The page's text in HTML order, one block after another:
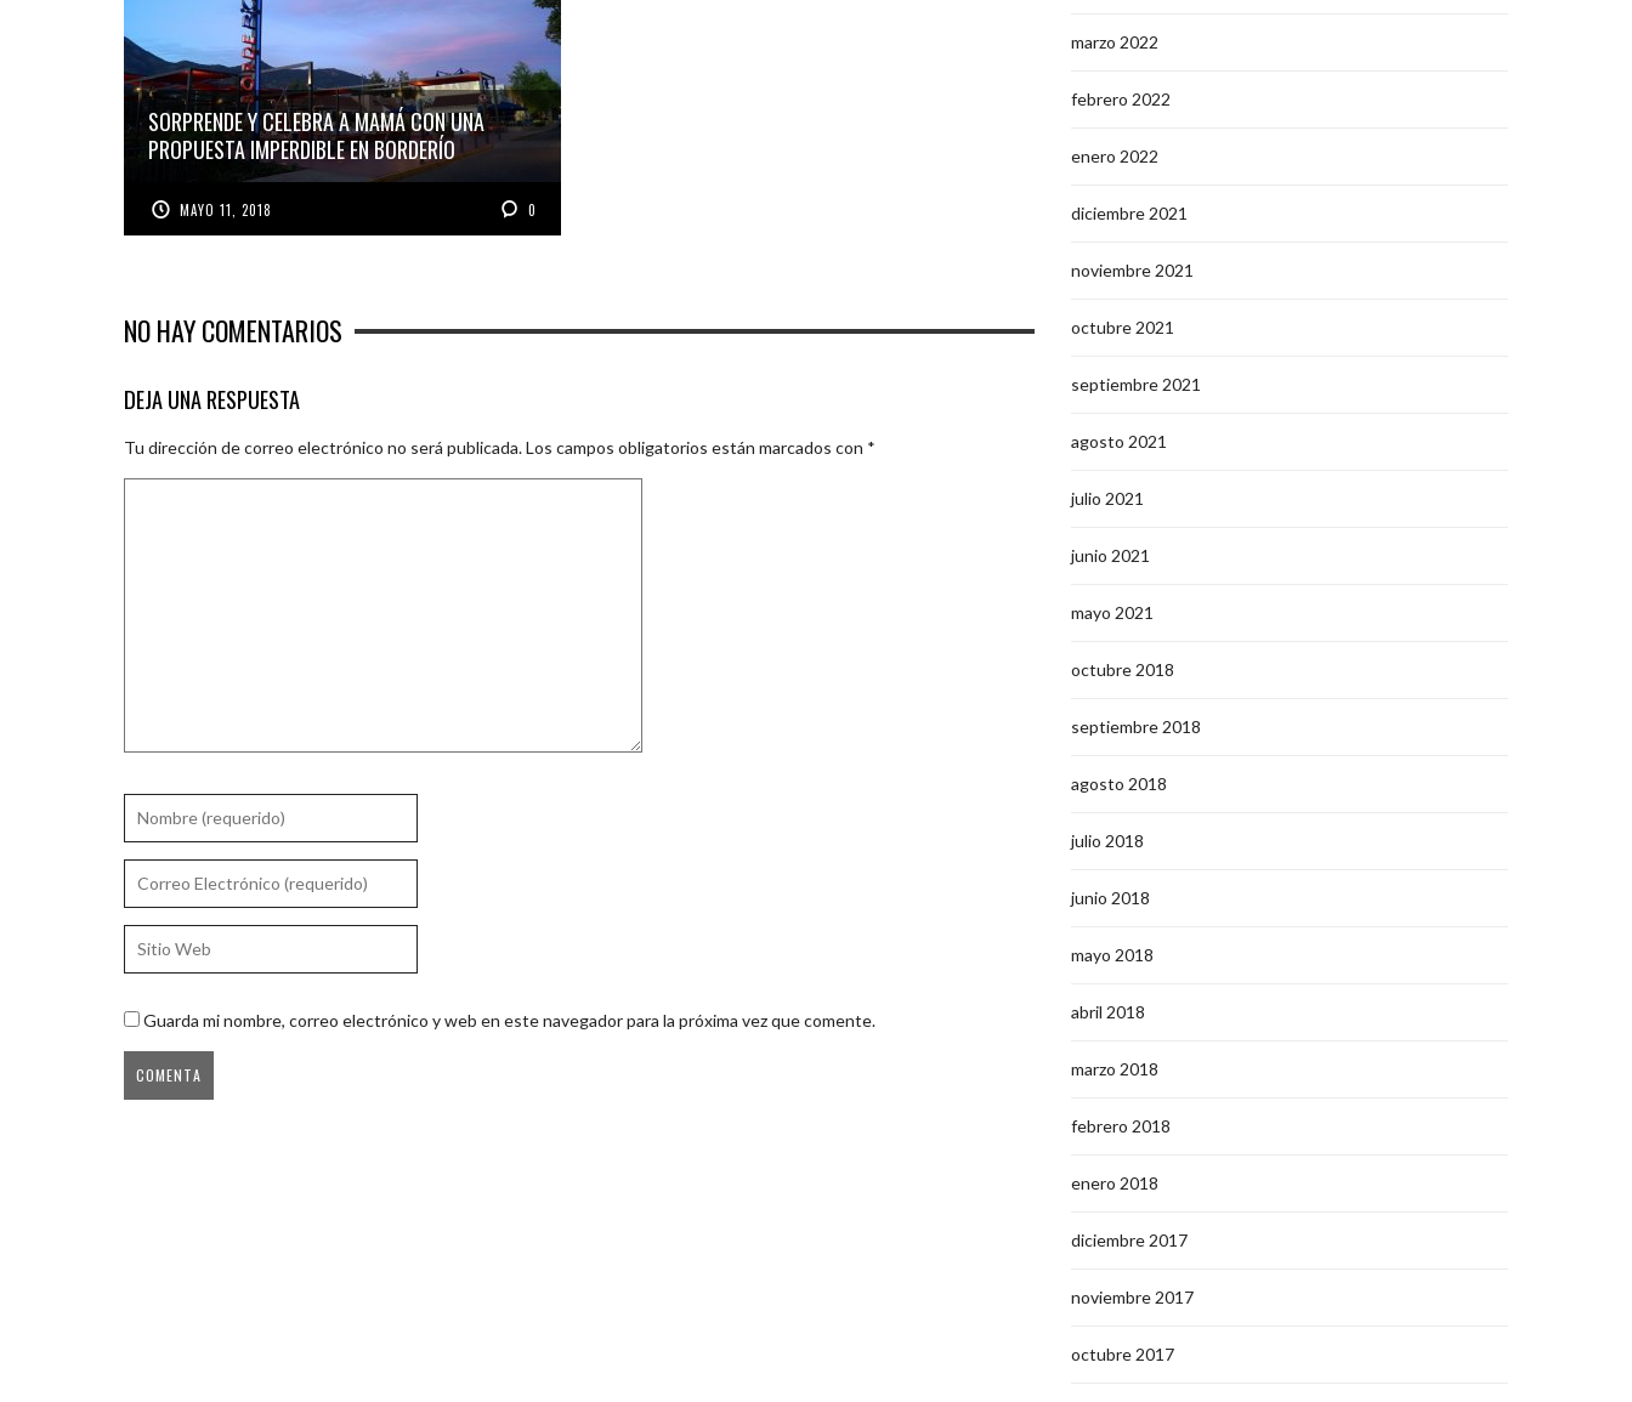
SORPRENDE Y CELEBRA A MAMÁ CON UNA
PROPUESTA IMPERDIBLE EN BORDERÍO
MAYO 11, 2018 0
NO HAY COMENTARIOS
DEJA UNA RESPUESTA
Tu dirección de correo electrónico no será publicada.Los campos obligatorios están marcados con *
Guarda mi nombre, correo electrónico y web en este navegador para la próxima vez que comente.
marzo 2022
febrero 2022
enero 2022
diciembre 2021
noviembre 2021
octubre 2021
septiembre 2021
agosto 2021
julio 2021
junio 2021
mayo 2021
octubre 2018
septiembre 2018
agosto 2018
julio 2018
junio 2018
mayo 2018
abril 2018
marzo 2018
febrero 2018
enero 2018
diciembre 2017
noviembre 2017
octubre 2017